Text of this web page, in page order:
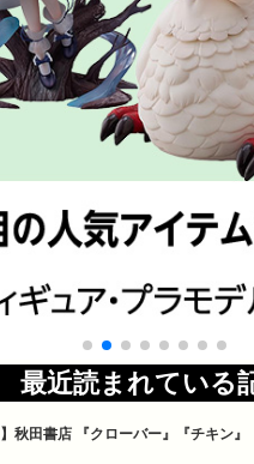
最近読まれている
】秋田書店 『クローバー』『チキン